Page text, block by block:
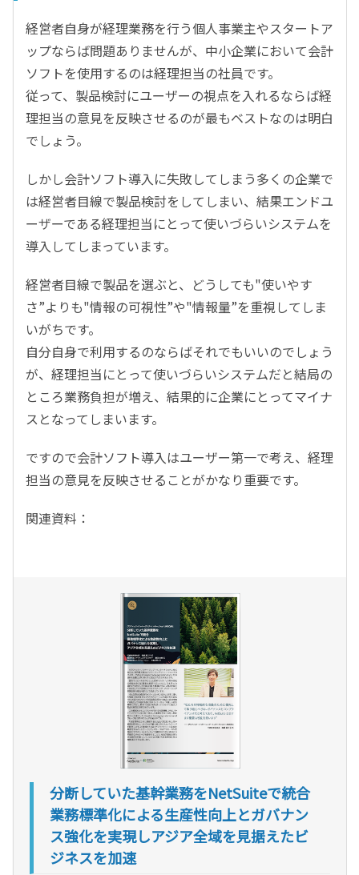
経営者自身が経理業務を行う個人事業主やスタートア
ップならば問題ありませんが、中小企業において会計
ソフトを使用するのは経理担当の社員です。
従って、製品検討にユーザーの視点を入れるならば経
理担当の意見を反映させるのが最もベストなのは明白
でしょう。
しかし会計ソフト導入に失敗してしまう多くの企業で
は経営者目線で製品検討をしてしまい、結果エンドユ
ーザーである経理担当にとって使いづらいシステムを
導入してしまっています。
経営者目線で製品を選ぶと、どうしても"使いやす
さ”よりも"情報の可視性”や"情報量”を重視してしま
いがちです。
自分自身で利用するのならばそれでもいいのでしょう
が、経理担当にとって使いづらいシステムだと結局の
ところ業務負担が増え、結果的に企業にとってマイナ
スとなってしまいます。
ですので会計ソフト導入はユーザー第一で考え、経理
担当の意見を反映させることがかなり重要です。
関連資料：
分断していた基幹業務をNetSuiteで統合
業務標準化による生産性向上とガバナン
ス強化を実現しアジア全域を見据えたビ
ジネスを加速